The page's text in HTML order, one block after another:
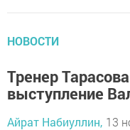
НОВОСТИ
Тренер
выступление
Айрат Набиуллин, 13